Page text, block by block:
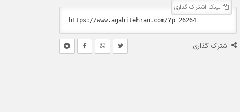
لینک اشتراک گذاری
اشتراک گذاری